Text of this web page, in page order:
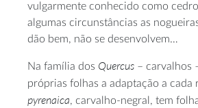
vulgarmente conhecido como
algumas circunstâncias as
dão bem, não se desenvolvem…
Na família dos Quercus – carvalhos
próprias folhas a adaptação a cada
pyrenaica, carvalho-negral, tem